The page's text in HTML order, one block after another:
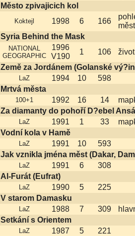
Město zpivajicich kol
Koktejl 1998 6 166
Syria Behind the Mask
NATIONAL
GEOGRAPHIC
1996
V190
1 106
Země za Jordánem (Golanské
LaZ 1994 10
598
Mrtvá města
100+1 1992 16 14
Za diamanty do pohoří D?ebel
LaZ 1991 1 33
Vodní kola v Hamě
LaZ 1991 10
593
Jak vznikla jména měst (Dakar,
LaZ 1991 6
308
Al-Furát (Eufrat)
LaZ 1990 5
225
V starom Damasku
LaZ 1988 7 309
Setkání s Orientem
LaZ 1987 5
221